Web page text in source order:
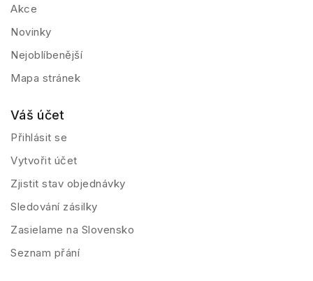
Akce
Novinky
Nejoblíbenější
Mapa stránek
Váš účet
Přihlásit se
Vytvořit účet
Zjistit stav objednávky
Sledování zásilky
Zasielame na Slovensko
Seznam přání